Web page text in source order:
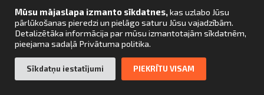
Lietuva Latvija Igaunija
UZ SĀKUMU
© Arsenal Tehnikas noma 2021. Visas tiesības aizsargātas. Mājaslapas
izstrāde –bettrweb.com
Mūsu mājaslapa izmanto sīkdatnes,kas uzlabo Jūsu
pārlūkošanas pieredzi un pielāgo saturu Jūsu vajadzībām.
Detalizētāka informācija par mūsu izmantotajām sīkdatnēm,
pieejama sadaļā Privātuma politika.
Sīkdatņu iestatījumi PIEKRĪTU VISAM